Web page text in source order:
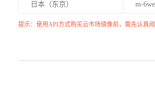
日本（东京） m-
提示：使用API方式购买云市场镜像前，需先认真